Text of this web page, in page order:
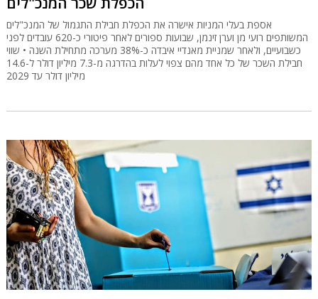
אספת בעלי המניות אישרה את הכפלת חבילת התגמול של המנכ"לים
המשותפים רועי מן וערן זינמן, שבועות ספורים לאחר פיטורי כ-620 עובדים לפני
כשבועיים, ולאחר שמניית מאנדיי איבדה כ-38% מערכה מתחילת השנה • שווי
חבילת השכר של כל אחד מהם צפוי לעלות בהדרגה מ-7.3 מיליון דולר ל-14.6
מיליון דולר עד 2029